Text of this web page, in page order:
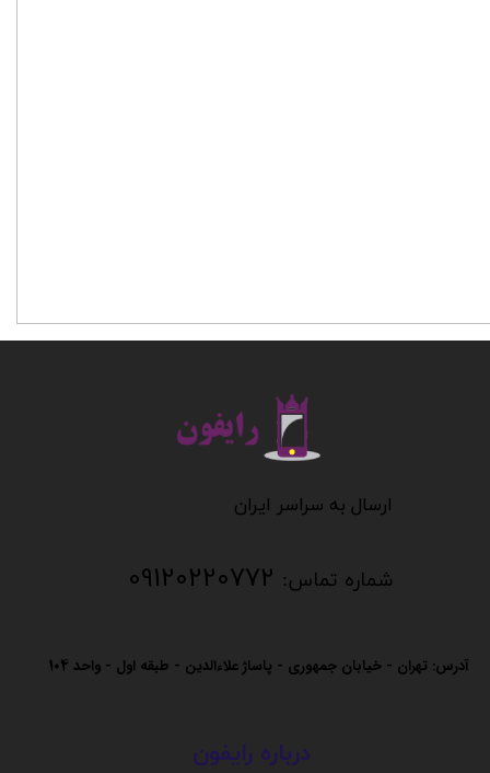
​​​​​​ارسال به سراسر ایران
شماره تماس: 09120220772
آدرس: تهران - خیابان جمهوری - پاساژ علاءالدین - طبقه اول - واحد 104
درباره رایفون